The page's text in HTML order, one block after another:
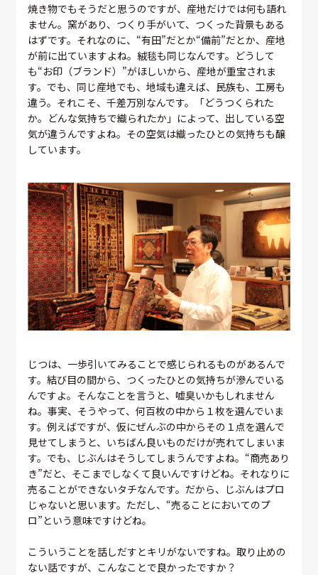
焼き物でもそうだと思うのですが、産地だけでは何も語れ
ません。窯があり、つくり手がいて、つくった背景もある
はずです。それなのに、“有田”だとか“備前”だとか、産地
が前に出ていますよね。絨毯も同じなんです。どうして
も“お印（ブランド）”がほしいから、産地が重宝されま
す。でも、同じ産地でも、地域も違えば、民族も、工房も
違う。それこそ、千差万別なんです。「どうつくられた
か。どんな気持ちで織られたか」によって、出している空
気が違うんですよね。その空気は織ったひとの気持ちも醸
しています。
じつは、一歩引いてみることで感じられるものがあるんで
す。結び目の間から、つくったひとの気持ちが滲んでいる
んですよ。そんなことを言うと、嘘臭いかもしれません
ね。事実、そうやって、何百枚の中から１枚を選んでいま
す。例えばですが、仮にぜんぶの中からその１点を選んで
見せてしまうと、いちばん良いものだけが売れてしまいま
す。でも、じぶんはそうしてしまうんですよね。“商売あり
き”だと、そこまでしなくて良いんですけどね。それなりに
売ることができないタチなんです。だから、じぶんはプロ
じゃないと思います。ただし、“売ることにおいてのプ
ロ”という意味ですけどね。
こういうことを話しだすとキリがないですね。取り止めの
ない話ですが、こんなことで良かったですか？